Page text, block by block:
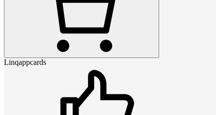
Linqappcards